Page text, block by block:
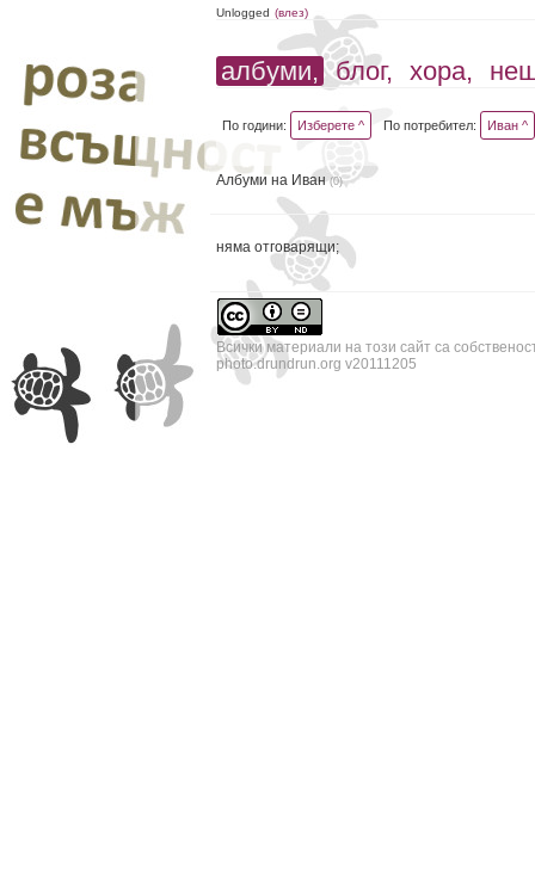
Unlogged (влез)
албуми, блог, хора,
По години: Изберете ^ По потребител: Иван ^
Албуми на Иван(0)
няма отговарящи;
Всички материали на този сайт са
photo.drundrun.org v20111205